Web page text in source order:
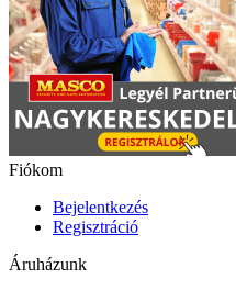
Fiókom
Bejelentkezés
Regisztráció
Áruházunk